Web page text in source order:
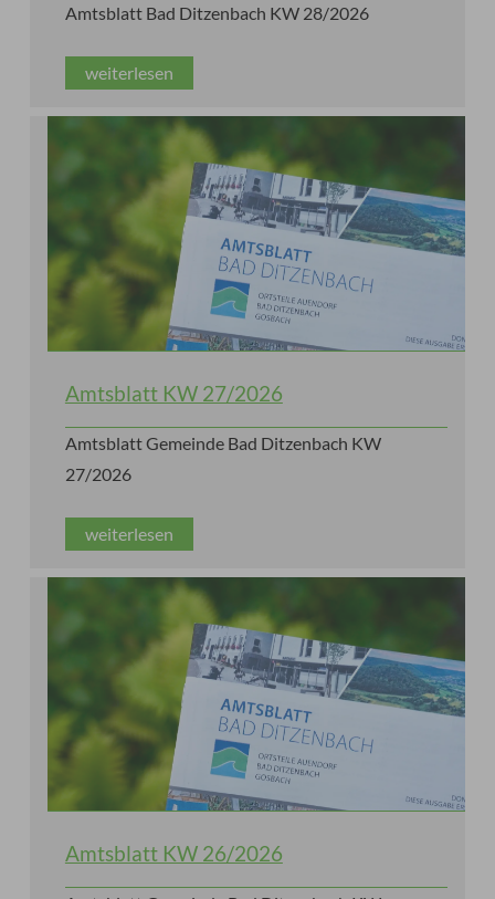
Amtsblatt Bad Ditzenbach KW 28/2026
weiterlesen
Amtsblatt KW 27/2026
Amtsblatt Gemeinde Bad Ditzenbach KW
27/2026
weiterlesen
Amtsblatt KW 26/2026